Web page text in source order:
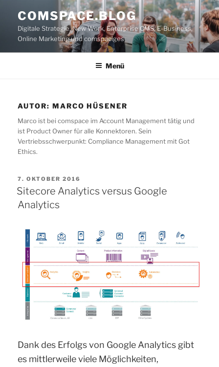
Inhalt
springen
COMSPACE.BLOG
Digitale Strategie, New Work, Enterprise CMS, E-Business,
Online Marketing und comspaciges
Menü
AUTOR: MARCO HÜSENER
Marco ist bei comspace im Account Management tätig und
ist Product Owner für alle Konnektoren. Sein
Vertriebsschwerpunkt: Compliance Management mit Got
Ethics.
VERÖFFENTLICHT
AM
7. OKTOBER 2016
Sitecore Analytics versus Google
Analytics
Dank des Erfolgs von Google Analytics gibt
es mittlerweile viele Möglichkeiten,